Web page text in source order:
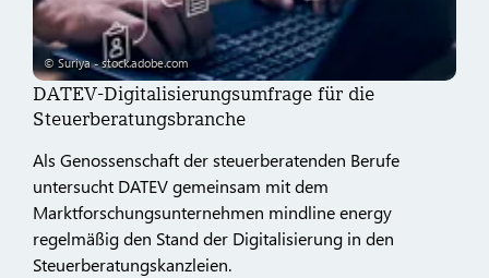
© Suriya - stock.adobe.com
DATEV-Digitalisierungsumfrage für die
Steuerberatungsbranche
Als Genossenschaft der steuerberatenden Berufe
untersucht DATEV gemeinsam mit dem
Marktforschungsunternehmen mindline energy
regelmäßig den Stand der Digitalisierung in den
Steuerberatungskanzleien.